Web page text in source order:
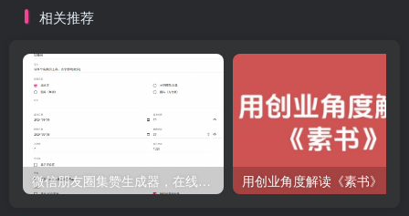
相关推荐
微信朋友圈集赞生成器，在线无广告，一键生成集赞截图